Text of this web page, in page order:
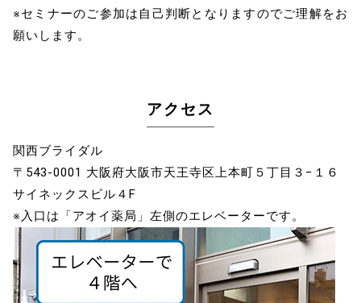
※セミナーのご参加は自己判断となりますのでご理解をお
願いします。
アクセス
関西ブライダル
〒543-0001 大阪府大阪市天王寺区上本町５丁目３−１６
サイネックスビル４F
※入口は「アオイ薬局」左側のエレベーターです。